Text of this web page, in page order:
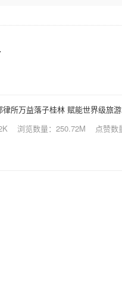
律所万益落子桂林 赋能世界级旅
浏览数量：250.72M 点赞数